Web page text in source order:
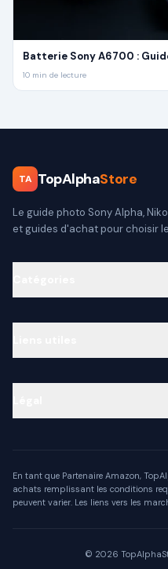
Batterie Sony A6700 :
10 min de lecture
TA TopAlphaStore
Le guide photo Sony Alpha,
et guides d'achat pour choisir
En tant que Partenaire Amazon,
achats remplissant les conditions
peuvent varier. Les liens vers les
© 2026